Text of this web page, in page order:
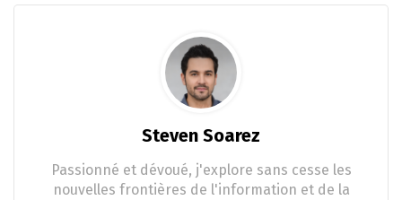
Steven Soarez
Passionné et dévoué, j'explore sans cesse les
nouvelles frontières de l'information et de la